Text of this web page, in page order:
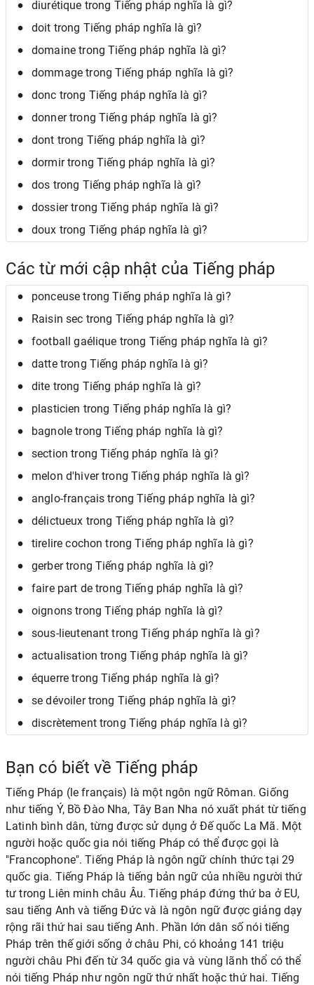
diurétique trong Tiếng pháp nghĩa là gì?
doit trong Tiếng pháp nghĩa là gì?
domaine trong Tiếng pháp nghĩa là gì?
dommage trong Tiếng pháp nghĩa là gì?
donc trong Tiếng pháp nghĩa là gì?
donner trong Tiếng pháp nghĩa là gì?
dont trong Tiếng pháp nghĩa là gì?
dormir trong Tiếng pháp nghĩa là gì?
dos trong Tiếng pháp nghĩa là gì?
dossier trong Tiếng pháp nghĩa là gì?
doux trong Tiếng pháp nghĩa là gì?
Các từ mới cập nhật của Tiếng pháp
ponceuse trong Tiếng pháp nghĩa là gì?
Raisin sec trong Tiếng pháp nghĩa là gì?
football gaélique trong Tiếng pháp nghĩa là gì?
datte trong Tiếng pháp nghĩa là gì?
dite trong Tiếng pháp nghĩa là gì?
plasticien trong Tiếng pháp nghĩa là gì?
bagnole trong Tiếng pháp nghĩa là gì?
section trong Tiếng pháp nghĩa là gì?
melon d'hiver trong Tiếng pháp nghĩa là gì?
anglo-français trong Tiếng pháp nghĩa là gì?
délictueux trong Tiếng pháp nghĩa là gì?
tirelire cochon trong Tiếng pháp nghĩa là gì?
gerber trong Tiếng pháp nghĩa là gì?
faire part de trong Tiếng pháp nghĩa là gì?
oignons trong Tiếng pháp nghĩa là gì?
sous-lieutenant trong Tiếng pháp nghĩa là gì?
actualisation trong Tiếng pháp nghĩa là gì?
équerre trong Tiếng pháp nghĩa là gì?
se dévoiler trong Tiếng pháp nghĩa là gì?
discrètement trong Tiếng pháp nghĩa là gì?
Bạn có biết về Tiếng pháp
Tiếng Pháp (le français) là một ngôn ngữ Rôman. Giống
như tiếng Ý, Bồ Đào Nha, Tây Ban Nha nó xuất phát từ tiếng
Latinh bình dân, từng được sử dụng ở Đế quốc La Mã. Một
người hoặc quốc gia nói tiếng Pháp có thể được gọi là
"Francophone". Tiếng Pháp là ngôn ngữ chính thức tại 29
quốc gia. Tiếng Pháp là tiếng bản ngữ của nhiều người thứ
tư trong Liên minh châu Âu. Tiếng pháp đứng thứ ba ở EU,
sau tiếng Anh và tiếng Đức và là ngôn ngữ được giảng dạy
rộng rãi thứ hai sau tiếng Anh. Phần lớn dân số nói tiếng
Pháp trên thế giới sống ở châu Phi, có khoảng 141 triệu
người châu Phi đến từ 34 quốc gia và vùng lãnh thổ có thể
nói tiếng Pháp như ngôn ngữ thứ nhất hoặc thứ hai. Tiếng